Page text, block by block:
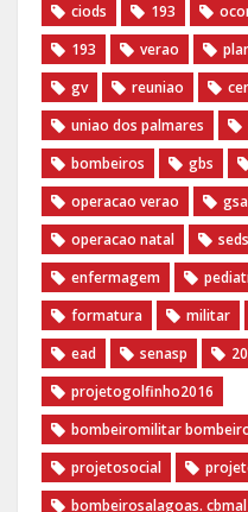
ciods
193
193
verao
gv
reuniao
uniao dos palmares
bombeiros
gbs
operacao verao
gsa
operacao natal
seds
enfermagem
formatura
militar
ead
senasp
projetogolfinho2016
bombeiromilitar
projetosocial
bombeirosalagoas. cbmal